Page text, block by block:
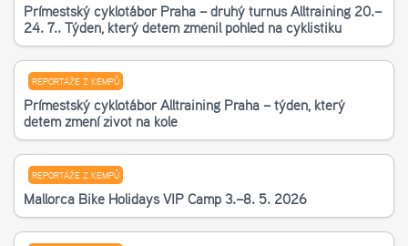
Příměstský cyklotábor Praha – druhý turnus Alltraining 20.–
24. 7.. Týden, který dětem změnil pohled na cyklistiku
REPORTÁŽE Z KEMPŮ
Příměstský cyklotábor Alltraining Praha – týden, který
dětem změní život na kole
REPORTÁŽE Z KEMPŮ
Mallorca Bike Holidays VIP Camp 3.–8. 5. 2026